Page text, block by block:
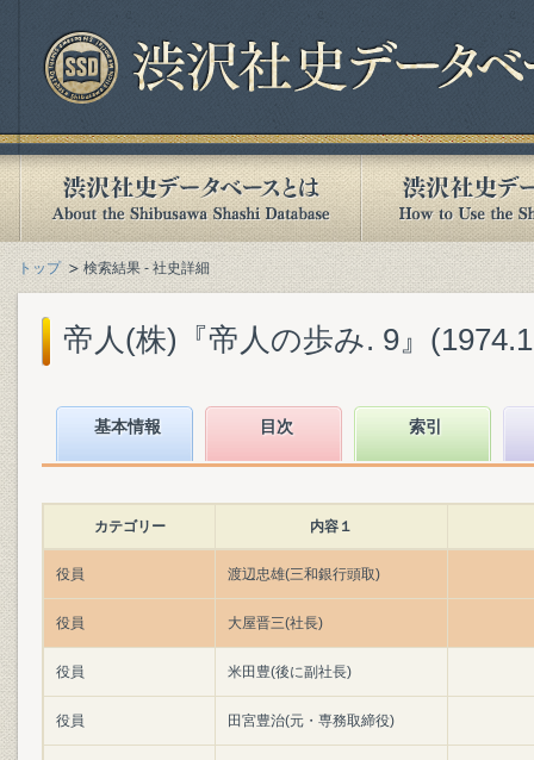
トップ 検索結果 - 社史詳細
帝人(株)『帝人の歩み. 9』
基本情報 目次 索引
カテゴリー 内容１
役員 渡辺忠雄(三和銀行頭取)
役員 大屋晋三(社長)
役員 米田豊(後に副社長)
役員 田宮豊治(元・専務取締役)